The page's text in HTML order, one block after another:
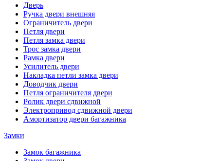
Дверь
Ручка двери внешняя
Ограничитель двери
Петля двери
Петля замка двери
Трос замка двери
Рамка двери
Усилитель двери
Накладка петли замка двери
Доводчик двери
Петля ограничителя двери
Ролик двери сдвижной
Электропривод сдвижной двери
Амортизатор двери багажника
Замки
Замок багажника